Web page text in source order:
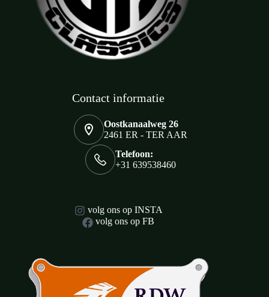
Contact informatie
Oostkanaalweg 26
2461 ER - TER AAR
Telefoon:
+31 639538460
volg ons op INSTA
volg ons op FB